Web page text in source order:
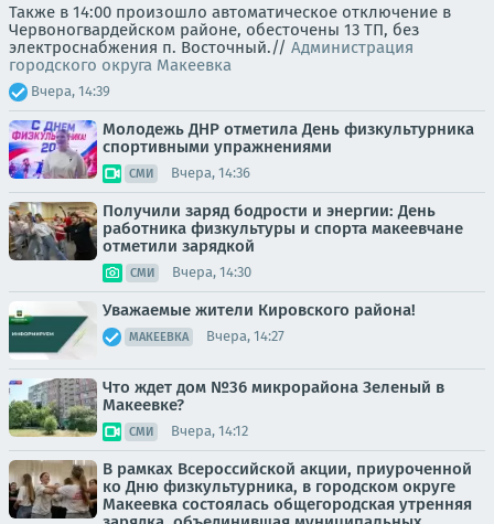
Также в 14:00 произошло автоматическое отключение в
Червоногвардейском районе, обесточены 13 ТП, без
электроснабжения п. Восточный.// Администрация
городского округа Макеевка
Вчера, 14:39
Молодежь ДНР отметила День физкультурника
спортивными упражнениями
СМИ Вчера, 14:36
Получили заряд бодрости и энергии: День
работника физкультуры и спорта макеевчане
отметили зарядкой
СМИ Вчера, 14:30
Уважаемые жители Кировского района!
МАКЕЕВКА Вчера, 14:27
Что ждет дом №36 микрорайона Зеленый в
Макеевке?
СМИ Вчера, 14:12
В рамках Всероссийской акции, приуроченной
ко Дню физкультурника, в городском округе
Макеевка состоялась общегородская утренняя